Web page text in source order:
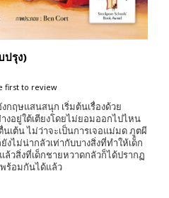
ปรุง)
first to review
ฤษแสนสนุก เริ่มต้นเรื่องด้วย
อยู่ใต้เตียงโดยไม่ยอมออกไปไหน
นเต้น ไม่ว่าจะเป็นการเจอแม่มด ภูตผี
งไม่น่ากลัวเท่ากับบางสิ่งที่ทำให้เด็ก
วสิ่งที่เด็กชายหวาดกลัวก็ได้ปรากฏ
ร้อมกันได้แล้ว